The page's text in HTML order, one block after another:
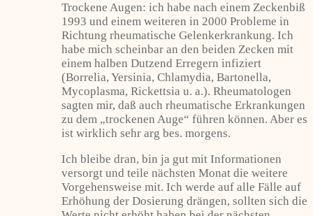
Trockene Augen: ich habe nach einem Zeckenbiß
1993 und einem weiteren in 2000 Probleme in
Richtung rheumatische Gelenkerkrankung. Ich
habe mich scheinbar an den beiden Zecken mit
einem halben Dutzend Erregern infiziert
(Borrelia, Yersinia, Chlamydia, Bartonella,
Mycoplasma, Rickettsia u. a.). Rheumatologen
sagten mir, daß auch rheumatische Erkrankungen
zu dem „trockenen Auge“ führen können. Aber es
ist wirklich sehr arg bes. morgens.
Ich bleibe dran, bin ja gut mit Informationen
versorgt und teile nächsten Monat die weitere
Vorgehensweise mit. Ich werde auf alle Fälle auf
Erhöhung der Dosierung drängen, sollten sich die